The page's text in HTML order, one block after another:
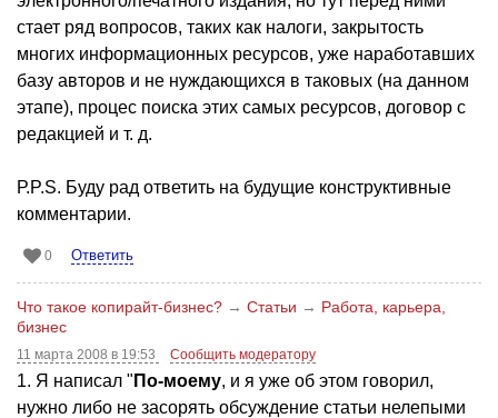
стает ряд вопросов, таких как налоги, закрытость
многих информационных ресурсов, уже наработавших
базу авторов и не нуждающихся в таковых (на данном
этапе), процес поиска этих самых ресурсов, договор с
редакцией и т. д.
Р.P.S. Буду рад ответить на будущие конструктивные
комментарии.
0 Ответить
Что такое копирайт-бизнес? → Статьи → Работа, карьера,
бизнес
11 марта 2008 в 19:53 Сообщить модератору
1. Я написал " По-моему, и я уже об этом говорил,
нужно либо не засорять обсуждение статьи нелепыми